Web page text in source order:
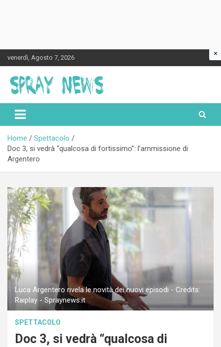
to
content
venerdì, Agosto 7, 2026
Spraynews.it
Home
Spettacolo
Doc 3, si vedrà “qualcosa di fortissimo”: l’ammissione di
Argentero
Luca Argentero rivela le novità dei nuovi episodi - Credits:
Raiplay - Spraynews.it
SPETTACOLO
Doc 3, si vedrà “qualcosa di
×